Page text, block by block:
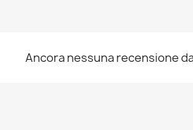
Ancora nessuna recensione